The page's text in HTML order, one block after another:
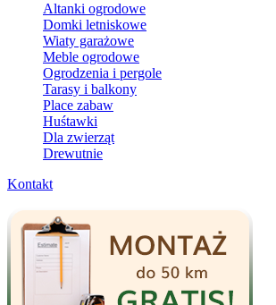
Altanki ogrodowe
Domki letniskowe
Wiaty garażowe
Meble ogrodowe
Ogrodzenia i pergole
Tarasy i balkony
Place zabaw
Huśtawki
Dla zwierząt
Drewutnie
Kontakt